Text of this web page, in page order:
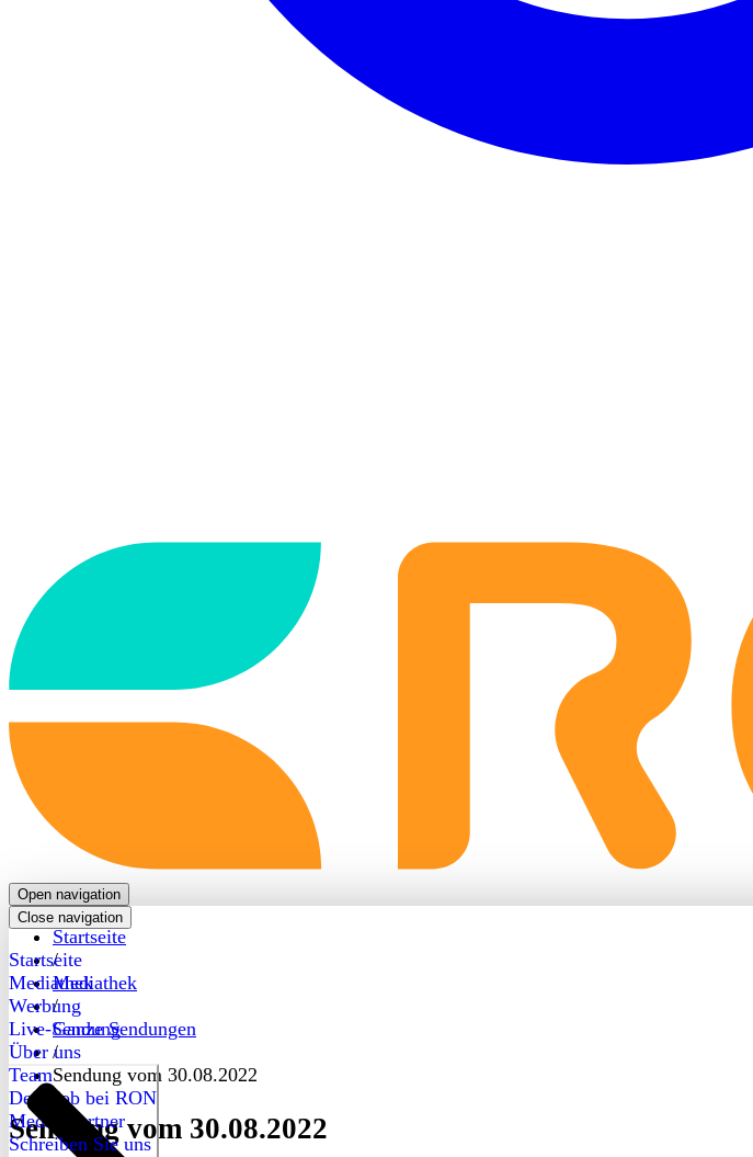
frontpage
Open navigation
Close navigation
Startseite
Mediathek
Werbung
Live-Sendung
Über uns
Team
Dein Job bei RON
Medienpartner
Schreiben Sie uns
Startseite
/
Mediathek
/
Ganze Sendungen
/
Sendung vom 30.08.2022
Sendung vom 30.08.2022